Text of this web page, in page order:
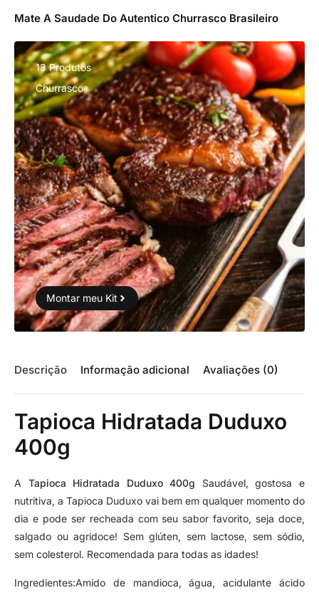
Mate A Saudade Do Autentico Churrasco Brasileiro
13 Produtos
Churrasco
Montar meu Kit
Descrição Informação adicional Avaliações (0)
Tapioca Hidratada Duduxo
400g
A Tapioca Hidratada Duduxo 400g Saudável, gostosa e
nutritiva, a Tapioca Duduxo vai bem em qualquer momento do
dia e pode ser recheada com seu sabor favorito, seja doce,
salgado ou agridoce! Sem glúten, sem lactose, sem sódio,
sem colesterol. Recomendada para todas as idades!
Ingredientes:Amido de mandioca, água, acidulante ácido